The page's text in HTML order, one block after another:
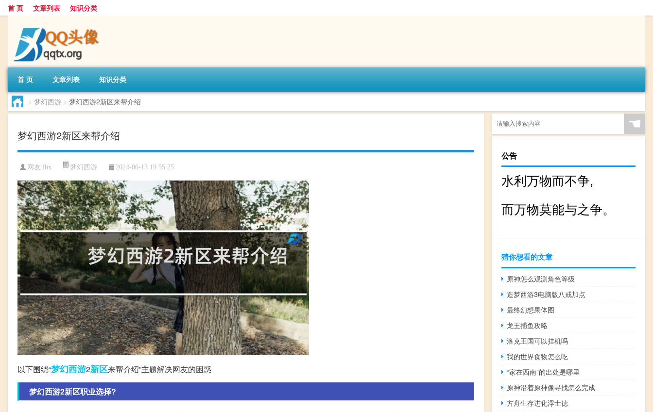
首 页 文章列表 知识分类
首 页 文章列表 知识分类
> 梦幻西游 > 梦幻西游2新区来帮介绍
梦幻西游2新区来帮介绍
网友: lhx 梦幻西游 2024-06-13 19:55:25
以下围绕“梦幻西游2新区来帮介绍”主题解决网友的困惑
梦幻西游2新区职业选择?
☚
公告
水利万物而不争,
而万物莫能与之争。
猜你想看的文章
原神怎么观测角色等级
造梦西游3电脑版八戒加点
最终幻想果体图
龙王捕鱼攻略
洛克王国可以挂机吗
我的世界食物怎么吃
“家在西南”的出处是哪里
原神沿着原神像寻找怎么完成
方舟生存进化浮士德